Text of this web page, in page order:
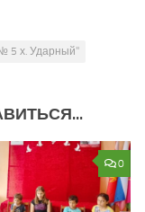
5 х. Ударный"
0